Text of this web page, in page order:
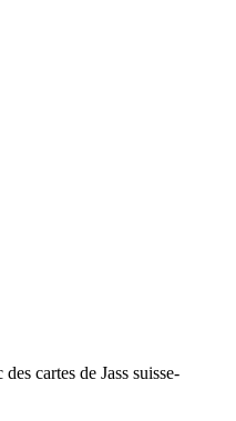
cartes de Jass suisse-